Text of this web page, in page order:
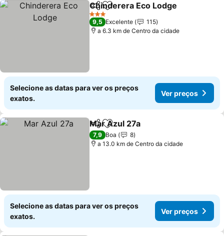
PartilharAdicionar aos favoritos
Chinderera Eco Lodge
3 Estrelas
9,5 Excelente
115
a 6.3 km de Centro da cidade
Selecione as datas para ver os preços
exatos.
Ver preços
PartilharAdicionar aos favoritos
Mar Azul 27a
7,9 Boa
8
a 13.0 km de Centro da cidade
Selecione as datas para ver os preços
exatos.
Ver preços